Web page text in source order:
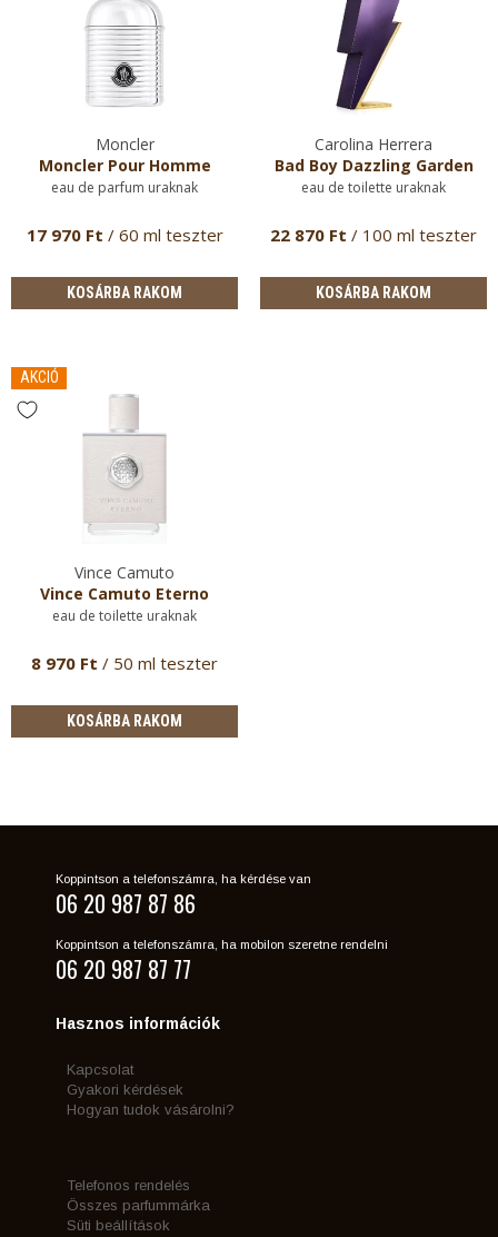
Moncler
Moncler Pour Homme
eau de parfum uraknak
17 970 Ft / 60 ml teszter
KOSÁRBA RAKOM
Carolina Herrera
Bad Boy Dazzling Garden
eau de toilette uraknak
22 870 Ft / 100 ml teszter
KOSÁRBA RAKOM
AKCIÓ
Vince Camuto
Vince Camuto Eterno
eau de toilette uraknak
8 970 Ft / 50 ml teszter
KOSÁRBA RAKOM
Koppintson a telefonszámra, ha kérdése van
06 20 987 87 86
Koppintson a telefonszámra, ha mobilon szeretne rendelni
06 20 987 87 77
Hasznos információk
Kapcsolat
Gyakori kérdések
Hogyan tudok vásárolni?
Telefonos rendelés
Összes parfummárka
Süti beállítások